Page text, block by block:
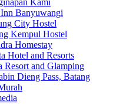
Kami
Banyuwangi
City Hostel
Kempul Hostel
Homestay
Hotel and Resorts
Resort and Glamping
Dieng Pass, Batang